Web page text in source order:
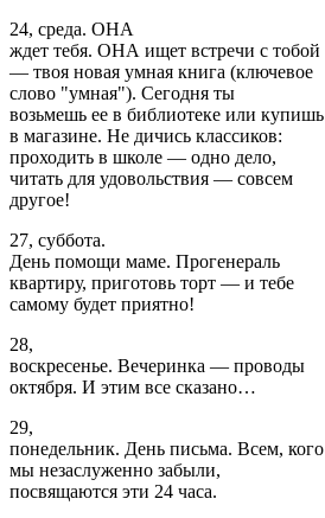
24, среда. ОНА
ждет тебя. ОНА ищет встречи с тобой
— твоя новая умная книга (ключевое
слово "умная"). Сегодня ты
возьмешь ее в библиотеке или купишь
в магазине. Не дичись классиков:
проходить в школе — одно дело,
читать для удовольствия — совсем
другое!
27, суббота.
День помощи маме. Прогенераль
квартиру, приготовь торт — и тебе
самому будет приятно!
28,
воскресенье. Вечеринка — проводы
октября. И этим все сказано…
29,
понедельник. День письма. Всем, кого
мы незаслуженно забыли,
посвящаются эти 24 часа.